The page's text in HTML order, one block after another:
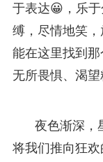
于表达😀，乐
缚，尽情地笑
能在这里找到那
无所畏惧、渴望
夜色渐深，
将我们推向狂